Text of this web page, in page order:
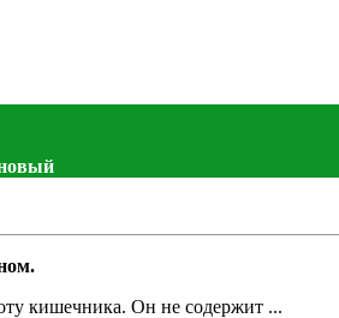
кишечника. Он не содержит ...